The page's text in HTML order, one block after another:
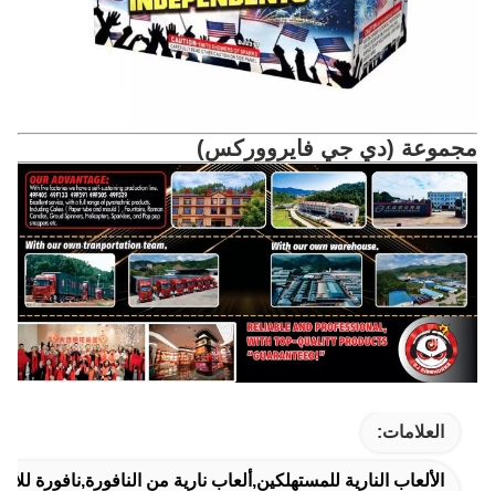
مجموعة (دي جي فايرووركس)
العلامات:
الألعاب النارية للمستهلكين,ألعاب نارية من النافورة,نافورة